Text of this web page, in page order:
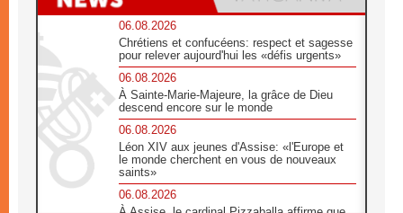
06.08.2026
Chrétiens et confucéens: respect et sagesse
pour relever aujourd'hui les «défis urgents»
06.08.2026
À Sainte-Marie-Majeure, la grâce de Dieu
descend encore sur le monde
06.08.2026
Léon XIV aux jeunes d'Assise: «l'Europe et
le monde cherchent en vous de nouveaux
saints»
06.08.2026